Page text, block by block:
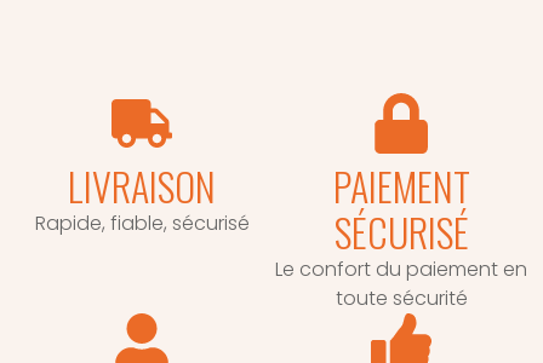
LIVRAISON
Rapide, fiable, sécurisé
PAIEMENT
SÉCURISÉ
Le confort du paiement en
toute sécurité